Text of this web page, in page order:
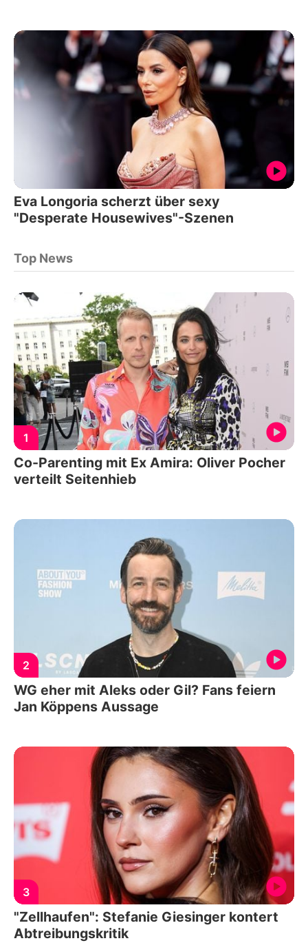
Eva Longoria scherzt über sexy
"Desperate Housewives"-Szenen
Top News
1
Co-Parenting mit Ex Amira: Oliver Pocher
verteilt Seitenhieb
2
WG eher mit Aleks oder Gil? Fans feiern
Jan Köppens Aussage
3
"Zellhaufen": Stefanie Giesinger kontert
Abtreibungskritik